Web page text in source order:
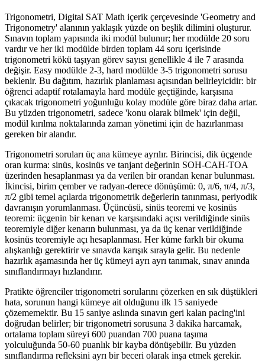
Trigonometri, Digital SAT Math içerik çerçevesinde 'Geometry and
Trigonometry' alanının yaklaşık yüzde on beşlik dilimini oluşturur.
Sınavın toplam yapısında iki modül bulunur; her modülde 20 soru
vardır ve her iki modülde birden toplam 44 soru içerisinde
trigonometri kökü taşıyan görev sayısı genellikle 4 ile 7 arasında
değişir. Easy modülde 2-3, hard modülde 3-5 trigonometri sorusu
beklenir. Bu dağıtım, hazırlık planlaması açısından belirleyicidir: bir
öğrenci adaptif rotalamayla hard modüle geçtiğinde, karşısına
çıkacak trigonometri yoğunluğu kolay modüle göre biraz daha artar.
Bu yüzden trigonometri, sadece 'konu olarak bilmek' için değil,
modül kırılma noktalarında zaman yönetimi için de hazırlanması
gereken bir alandır.
Trigonometri soruları üç ana kümeye ayrılır. Birincisi, dik üçgende
oran kurma: sinüs, kosinüs ve tanjant değerinin SOH-CAH-TOA
üzerinden hesaplanması ya da verilen bir orandan kenar bulunması.
İkincisi, birim çember ve radyan-derece dönüşümü: 0, π/6, π/4, π/3,
π/2 gibi temel açılarda trigonometrik değerlerin tanınması, periyodik
davranışın yorumlanması. Üçüncüsü, sinüs teoremi ve kosinüs
teoremi: üçgenin bir kenarı ve karşısındaki açısı verildiğinde sinüs
teoremiyle diğer kenarın bulunması, ya da üç kenar verildiğinde
kosinüs teoremiyle açı hesaplanması. Her küme farklı bir okuma
alışkanlığı gerektirir ve sınavda karışık sırayla gelir. Bu nedenle
hazırlık aşamasında her üç kümeyi ayrı ayrı tanımak, sınav anında
sınıflandırmayı hızlandırır.
Pratikte öğrenciler trigonometri sorularını çözerken en sık düştükleri
hata, sorunun hangi kümeye ait olduğunu ilk 15 saniyede
çözememektir. Bu 15 saniye aslında sınavın geri kalan pacing'ini
doğrudan belirler; bir trigonometri sorusuna 3 dakika harcamak,
ortalama toplam süreyi 600 puandan 700 puana taşıma
yolculuğunda 50-60 puanlık bir kayba dönüşebilir. Bu yüzden
sınıflandırma refleksini ayrı bir beceri olarak inşa etmek gerekir.